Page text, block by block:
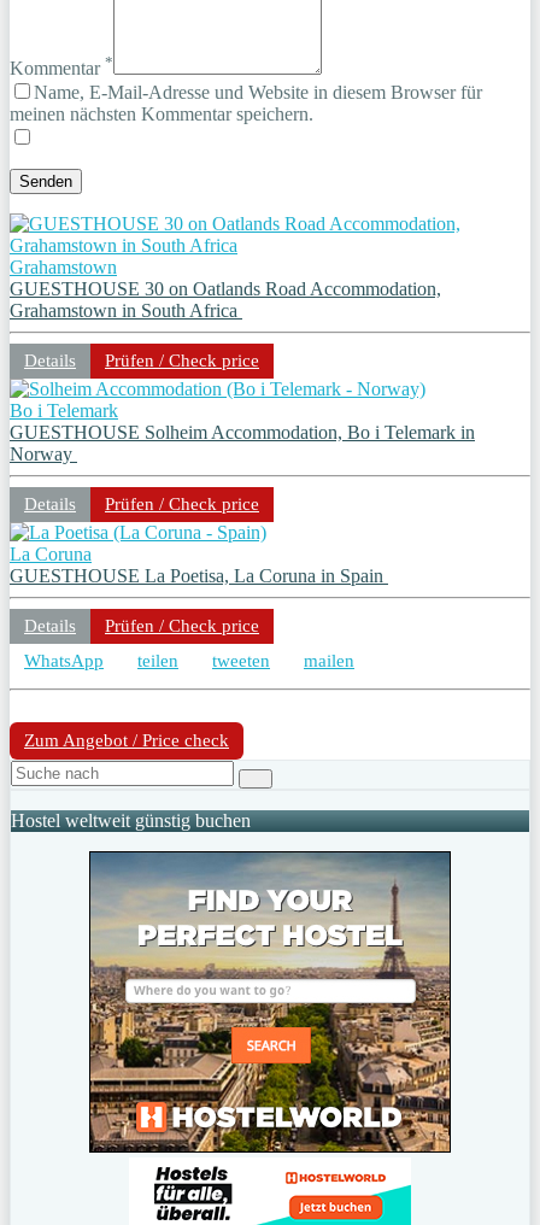
Kommentar *
Name, E-Mail-Adresse und Website in diesem Browser für
meinen nächsten Kommentar speichern.
Grahamstown
GUESTHOUSE 30 on Oatlands Road Accommodation,
Grahamstown in South Africa
Details Prüfen / Check price
Bo i Telemark
GUESTHOUSE Solheim Accommodation, Bo i Telemark in
Norway
Details Prüfen / Check price
La Coruna
GUESTHOUSE La Poetisa, La Coruna in Spain
Details
Prüfen / Check price
WhatsApp
teilen tweeten mailen
Zum Angebot / Price check
Hostel weltweit günstig buchen